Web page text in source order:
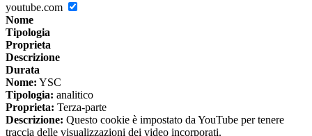
youtube.com
Nome
Tipologia
Proprieta
Descrizione
Durata
Nome: YSC
Tipologia: analitico
Proprieta: Terza-parte
Descrizione: Questo cookie è impostato da YouTube per tenere
traccia delle visualizzazioni dei video incorporati.